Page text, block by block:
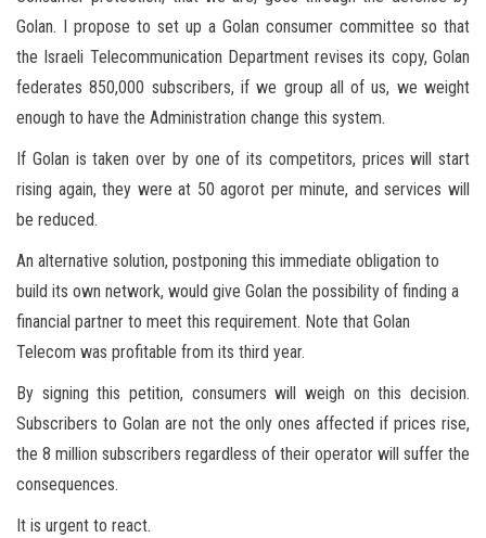
Golan. I propose to set up a Golan consumer committee so that
the Israeli Telecommunication Department revises its copy, Golan
federates 850,000 subscribers, if we group all of us, we weight
enough to have the Administration change this system.
If Golan is taken over by one of its competitors, prices will start
rising again, they were at 50 agorot per minute, and services will
be reduced.
An alternative solution, postponing this immediate obligation to
build its own network, would give Golan the possibility of finding a
financial partner to meet this requirement. Note that Golan
Telecom was profitable from its third year.
By signing this petition, consumers will weigh on this decision.
Subscribers to Golan are not the only ones affected if prices rise,
the 8 million subscribers regardless of their operator will suffer the
consequences.
It is urgent to react.